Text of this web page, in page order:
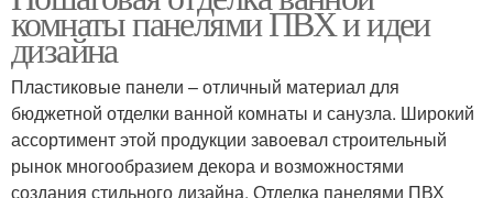
комнаты панелями ПВХ и идеи
дизайна
Пластиковые панели – отличный материал для
бюджетной отделки ванной комнаты и санузла. Широкий
ассортимент этой продукции завоевал строительный
рынок многообразием декора и возможностями
создания стильного дизайна. Отделка панелями ПВХ